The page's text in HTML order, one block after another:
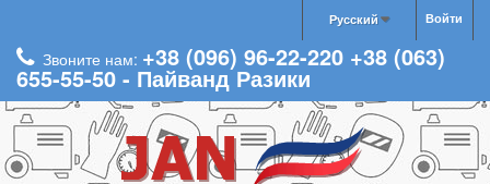
Войти
Русский
Звоните нам: +38 (096) 96-22-220 +38 (063)
655-55-50 - Пайванд Разики